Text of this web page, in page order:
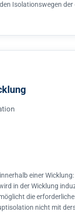
Isolationswegen
einer
in der Wicklung
die
nicht mit